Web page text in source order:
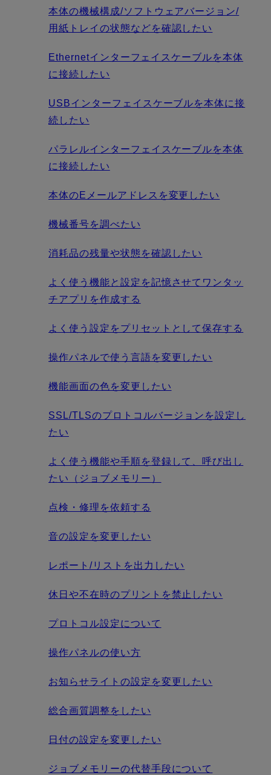
本体の機械構成/ソフトウェアバージョン/
用紙トレイの状態などを確認したい
Ethernetインターフェイスケーブルを本体
に接続したい
USBインターフェイスケーブルを本体に接
続したい
パラレルインターフェイスケーブルを本体
に接続したい
本体のEメールアドレスを変更したい
機械番号を調べたい
消耗品の残量や状態を確認したい
よく使う機能と設定を記憶させてワンタッ
チアプリを作成する
よく使う設定をプリセットとして保存する
操作パネルで使う言語を変更したい
機能画面の色を変更したい
SSL/TLSのプロトコルバージョンを設定し
たい
よく使う機能や手順を登録して、呼び出し
たい（ジョブメモリー）
点検・修理を依頼する
音の設定を変更したい
レポート/リストを出力したい
休日や不在時のプリントを禁止したい
プロトコル設定について
操作パネルの使い方
お知らせライトの設定を変更したい
総合画質調整をしたい
日付の設定を変更したい
ジョブメモリーの代替手段について